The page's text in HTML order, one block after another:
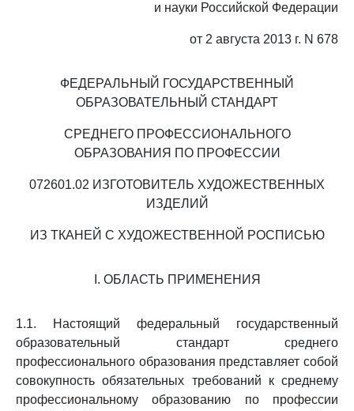
и науки Российской Федерации
от 2 августа 2013 г. N 678
ФЕДЕРАЛЬНЫЙ ГОСУДАРСТВЕННЫЙ
ОБРАЗОВАТЕЛЬНЫЙ СТАНДАРТ
СРЕДНЕГО ПРОФЕССИОНАЛЬНОГО
ОБРАЗОВАНИЯ ПО ПРОФЕССИИ
072601.02 ИЗГОТОВИТЕЛЬ ХУДОЖЕСТВЕННЫХ
ИЗДЕЛИЙ
ИЗ ТКАНЕЙ С ХУДОЖЕСТВЕННОЙ РОСПИСЬЮ
I. ОБЛАСТЬ ПРИМЕНЕНИЯ
1.1. Настоящий федеральный государственный
образовательный стандарт среднего
профессионального образования представляет собой
совокупность обязательных требований к среднему
профессиональному образованию по профессии